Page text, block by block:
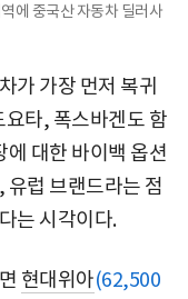
에 중국산 자동차 딜러사
가 가장 먼저 복귀
요타, 폭스바겐도 함
대한 바이백 옵션
럽 브랜드라는 점
는 시각이다.
현대위아(62,500